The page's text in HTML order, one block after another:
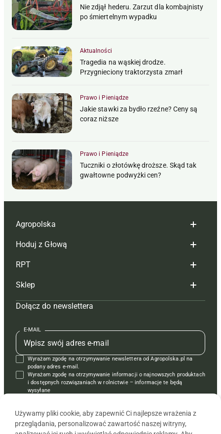
Nie zdjął hederu. Zarzut dla kombajnisty
po śmiertelnym wypadku
Aktualności
Tragedia na wąskiej drodze.
Przygnieciony traktorzysta zmarł
Prawo i Pieniądze
Jakie stawki za bydło rzeźne? Ceny są
coraz niższe
Prawo i Pieniądze
Tuczniki o złotówkę droższe. Skąd tak
gwałtowne podwyżki cen?
Agropolska
Redakcja
Reklama
Tagi
Mapa serwisu
Kontakt
Regulamin
Polityka prywatności
Hoduj z Głową
Hoduj z głową bydło
Hoduj z głową świnie
Prenumerata
Redakcja
Kontakt
Reklama
RPT
Redakcja
Prenumerata
Reklama
Kontakt
Krzyżówki
Sklep
Czasopisma i prenumerata
Książki
Regulamin
Dołącz do newslettera
E-MAIL
Wyrażam zgodę na otrzymywanie newslettera od Agropolska.pl na
podany adres e-mail.
Wyrażam zgodę na otrzymywanie informacji o najnowszych produktach
i dostępnych rozwiązaniach w rolnictwie – informacje te będą
wysyłane
Używamy pliki cookie, aby zapewnić Ci najlepsze wrażenia z
przeglądania, personalizować zawartość naszej witryny,